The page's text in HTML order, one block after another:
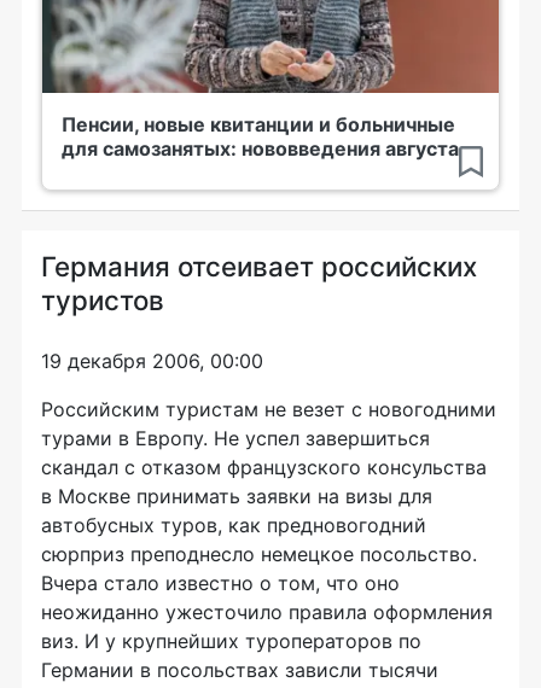
Пенсии, новые квитанции и больничные
для самозанятых: нововведения августа
Германия отсеивает российских
туристов
19 декабря 2006, 00:00
Российским туристам не везет с новогодними
турами в Европу. Не успел завершиться
скандал с отказом французского консульства
в Москве принимать заявки на визы для
автобусных туров, как предновогодний
сюрприз преподнесло немецкое посольство.
Вчера стало известно о том, что оно
неожиданно ужесточило правила оформления
виз. И у крупнейших туроператоров по
Германии в посольствах зависли тысячи